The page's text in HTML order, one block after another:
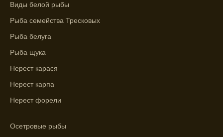
фаз и погодных условий на активность
погоды.
ловли в разных водоемах, опираясь на
Виды белой рыбы
Рыба семейства Тресковых
Рыба белуга
Рыба щука
Нерест карася
Нерест карпа
Нерест форели
Осетровые рыбы